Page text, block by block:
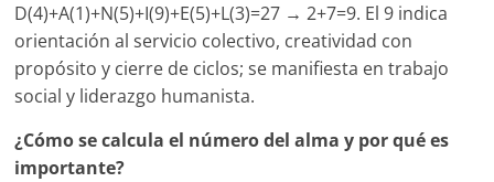
D(4)+A(1)+N(5)+I(9)+E(5)+L(3)=27 → 2+7=9. El 9 indica
orientación al servicio colectivo, creatividad con
propósito y cierre de ciclos; se manifiesta en trabajo
social y liderazgo humanista.
¿Cómo se calcula el número del alma y por qué es
importante?